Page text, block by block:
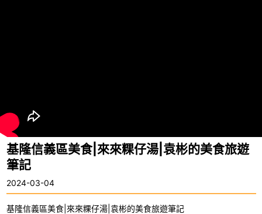
基隆信義區美食|來來粿仔湯|袁彬的美食旅遊
筆記
2024-03-04
基隆信義區美食|來來粿仔湯|袁彬的美食旅遊筆記